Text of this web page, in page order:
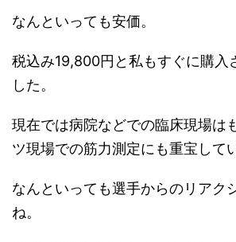
なんといっても安価。
税込み19,800円と私もすぐに購入
した。
現在では病院などでの臨床現場は
ツ現場での筋力測定にも重宝して
なんといっても選手からのリアク
ね。